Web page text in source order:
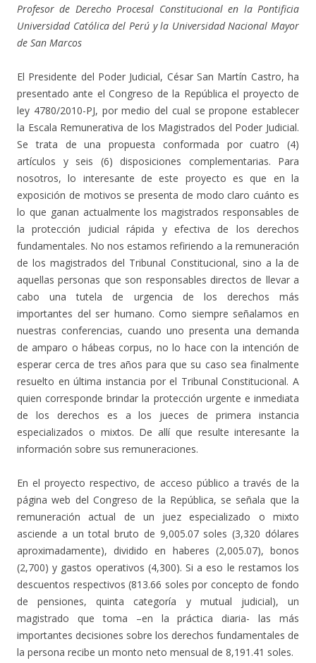
Profesor de Derecho Procesal Constitucional en la Pontificia
Universidad Católica del Perú y la Universidad Nacional Mayor
de San Marcos
El Presidente del Poder Judicial, César San Martín Castro, ha
presentado ante el Congreso de la República el proyecto de
ley 4780/2010-PJ, por medio del cual se propone establecer
la Escala Remunerativa de los Magistrados del Poder Judicial.
Se trata de una propuesta conformada por cuatro (4)
artículos y seis (6) disposiciones complementarias. Para
nosotros, lo interesante de este proyecto es que en la
exposición de motivos se presenta de modo claro cuánto es
lo que ganan actualmente los magistrados responsables de
la protección judicial rápida y efectiva de los derechos
fundamentales. No nos estamos refiriendo a la remuneración
de los magistrados del Tribunal Constitucional, sino a la de
aquellas personas que son responsables directos de llevar a
cabo una tutela de urgencia de los derechos más
importantes del ser humano. Como siempre señalamos en
nuestras conferencias, cuando uno presenta una demanda
de amparo o hábeas corpus, no lo hace con la intención de
esperar cerca de tres años para que su caso sea finalmente
resuelto en última instancia por el Tribunal Constitucional. A
quien corresponde brindar la protección urgente e inmediata
de los derechos es a los jueces de primera instancia
especializados o mixtos. De allí que resulte interesante la
información sobre sus remuneraciones.
En el proyecto respectivo, de acceso público a través de la
página web del Congreso de la República, se señala que la
remuneración actual de un juez especializado o mixto
asciende a un total bruto de 9,005.07 soles (3,320 dólares
aproximadamente), dividido en haberes (2,005.07), bonos
(2,700) y gastos operativos (4,300). Si a eso le restamos los
descuentos respectivos (813.66 soles por concepto de fondo
de pensiones, quinta categoría y mutual judicial), un
magistrado que toma –en la práctica diaria- las más
importantes decisiones sobre los derechos fundamentales de
la persona recibe un monto neto mensual de 8,191.41 soles.